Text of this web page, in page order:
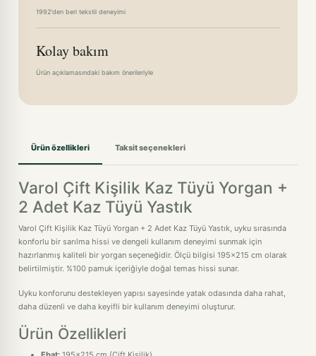
1992'den beri tekstil deneyimi
Kolay bakım
Ürün açıklamasındaki bakım önerileriyle
Ürün özellikleri Taksit seçenekleri
Varol Çift Kişilik Kaz Tüyü Yorgan +
2 Adet Kaz Tüyü Yastık
Varol Çift Kişilik Kaz Tüyü Yorgan + 2 Adet Kaz Tüyü Yastık, uyku sırasında
konforlu bir sarılma hissi ve dengeli kullanım deneyimi sunmak için
hazırlanmış kaliteli bir yorgan seçeneğidir. Ölçü bilgisi 195x215 cm olarak
belirtilmiştir. %100 pamuk içeriğiyle doğal temas hissi sunar.
Uyku konforunu destekleyen yapısı sayesinde yatak odasında daha rahat,
daha düzenli ve daha keyifli bir kullanım deneyimi oluşturur.
Ürün Özellikleri